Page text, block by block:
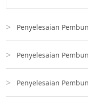
Penyelesaian
Penyelesaian
Penyelesaian